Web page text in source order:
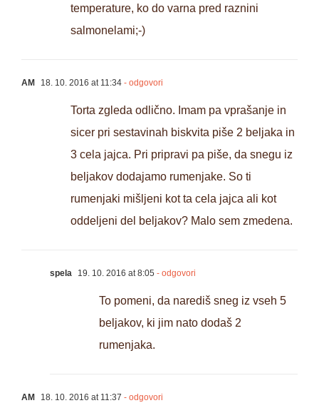
temperature, ko do varna pred raznini
salmonelami;-)
AM 18. 10. 2016 at 11:34 - odgovori
Torta zgleda odlično. Imam pa vprašanje in
sicer pri sestavinah biskvita piše 2 beljaka in
3 cela jajca. Pri pripravi pa piše, da snegu iz
beljakov dodajamo rumenjake. So ti
rumenjaki mišljeni kot ta cela jajca ali kot
oddeljeni del beljakov? Malo sem zmedena.
spela 19. 10. 2016 at 8:05 - odgovori
To pomeni, da narediš sneg iz vseh 5
beljakov, ki jim nato dodaš 2
rumenjaka.
AM 18. 10. 2016 at 11:37 - odgovori